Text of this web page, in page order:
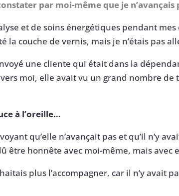
par moi-même que je n’avançais
et de soins énergétiques pendant mes
la couche de vernis, mais je n’étais pas
une cliente qui était dans la
moi, elle avait vu un grand nombre de
à l’oreille…
qu’elle n’avançait pas et qu’il n’y
être honnête avec moi-même, mais avec
plus l’accompagner, car il n’y avait